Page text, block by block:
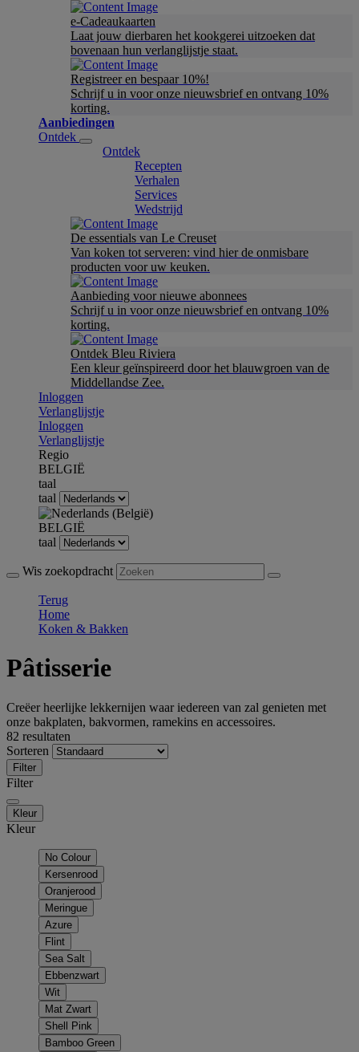
e-Cadeaukaarten
Laat jouw dierbaren het kookgerei uitzoeken dat
bovenaan hun verlanglijstje staat.
Registreer en bespaar 10%!
Schrijf u in voor onze nieuwsbrief en ontvang 10%
korting.
Aanbiedingen
Ontdek
Ontdek
Recepten
Verhalen
Services
Wedstrijd
De essentials van Le Creuset
Van koken tot serveren: vind hier de onmisbare
producten voor uw keuken.
Aanbieding voor nieuwe abonnees
Schrijf u in voor onze nieuwsbrief en ontvang 10%
korting.
Ontdek Bleu Riviera
Een kleur geïnspireerd door het blauwgroen van de
Middellandse Zee.
Inloggen
Verlanglijstje
Inloggen
Verlanglijstje
Regio
BELGIË
taal
taal
BELGIË
taal
Wis zoekopdracht
Terug
Home
Koken & Bakken
Pâtisserie
Creëer heerlijke lekkernijen waar iedereen van zal genieten met
onze bakplaten, bakvormen, ramekins en accessoires.
82 resultaten
Sorteren
Filter
Filter
Kleur
Kleur
No Colour
Kersenrood
Oranjerood
Meringue
Azure
Flint
Sea Salt
Ebbenzwart
Wit
Mat Zwart
Shell Pink
Bamboo Green